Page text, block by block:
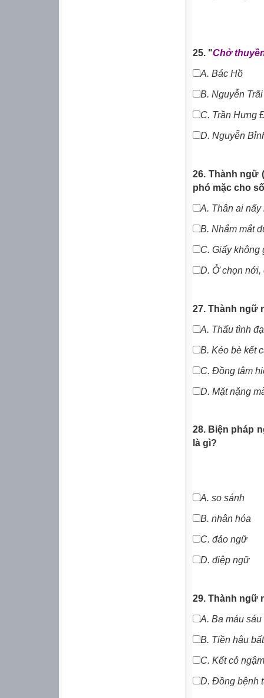
25. "Chở
A. Bác Hồ
B. Nguyễn Trãi
C. Trần Hưng
D. Nguyễn
26. Thành ngữ
phó mặc cho
A. Thân ai nấy
B. Nhắm mắt
C. Giấy không
D. Ở chọn
27. Thành ngữ
A. Thấu tình
B. Kéo bè kết
C. Đồng tâm
D. Mặt nặng
28. Biện pháp
là gì?
A. so sánh
B. nhân hóa
C. đảo ngữ
D. điệp ngữ
29. Thành ngữ
A. Ba máu sáu
B. Tiền hậu
C. Kết cỏ
D. Đồng bệnh